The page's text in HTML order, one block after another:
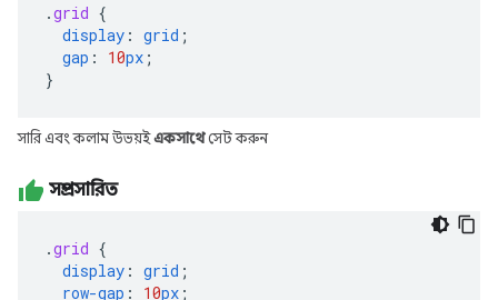
.grid {
display : grid ;
gap : 10px ;
}
সারি এবং কলাম উভয়ইএকসাথেসেট করুন
সম্প্রসারিত
.grid {
display : grid ;
row-gap : 10px ;